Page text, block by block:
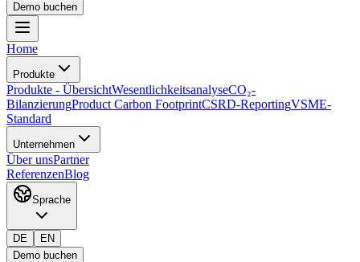
Demo buchen
Home
Produkte
Produkte - ÜbersichtWesentlichkeitsanalyseCO₂-
BilanzierungProduct Carbon FootprintCSRD-ReportingVSME-
Standard
Unternehmen
Über unsPartner
ReferenzenBlog
Sprache
DE
EN
Demo buchen